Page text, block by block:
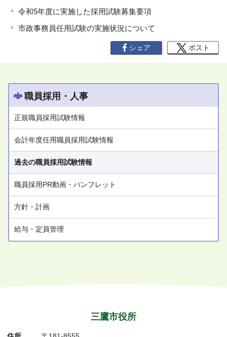
令和5年度に実施した採用試験募集要項
市政事務員任用試験の実施状況について
シェア ポスト
職員採用・人事
正規職員採用試験情報
会計年度任用職員採用試験情報
過去の職員採用試験情報
職員採用PR動画・パンフレット
方針・計画
給与・定員管理
三鷹市役所